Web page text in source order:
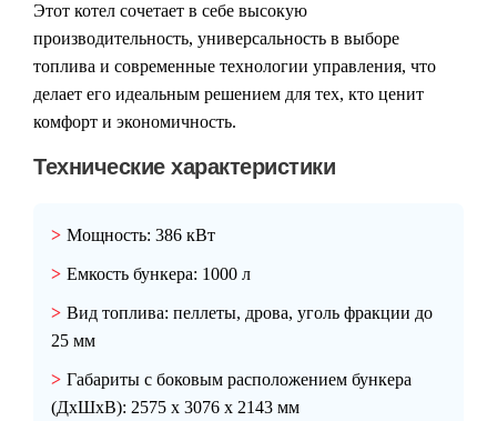
Этот котел сочетает в себе высокую
производительность, универсальность в выборе
топлива и современные технологии управления, что
делает его идеальным решением для тех, кто ценит
комфорт и экономичность.
Технические характеристики
Мощность: 386 кВт
Емкость бункера: 1000 л
Вид топлива: пеллеты, дрова, уголь фракции до
25 мм
Габариты с боковым расположением бункера
(ДхШхВ): 2575 х 3076 х 2143 мм